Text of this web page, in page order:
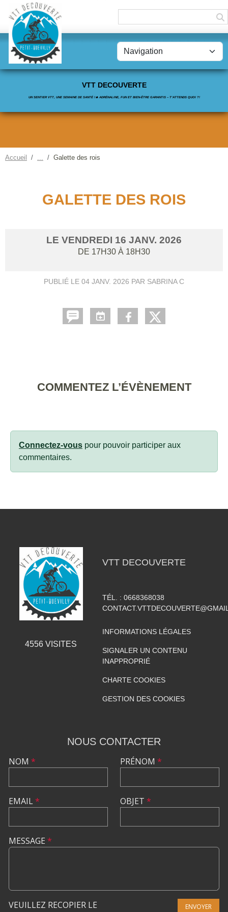
VTT DECOUVERTE
UN SENTIER VTT, UNE SEMAINE DE SANTÉ !🔥 ADRÉNALINE, FUN ET BIEN-ÊTRE GARANTIS – T’ATTENDS QUOI ?!
Accueil Galette des rois
GALETTE DES ROIS
LE VENDREDI 16 JANV. 2026
DE 17H30 À 18H30
PUBLIÉ LE 04 JANV. 2026 PAR SABRINA C
COMMENTEZ L’ÉVÈNEMENT
Connectez-vous pour pouvoir participer aux
commentaires.
4556 VISITES
VTT DECOUVERTE
TÉL. : 0668368038
INFORMATIONS LÉGALES
SIGNALER UN CONTENU
INAPPROPRIÉ
CHARTE COOKIES
GESTION DES COOKIES
NOUS CONTACTER
NOM *
EMAIL*
PRÉNOM *
OBJET *
MESSAGE *
VEUILLEZ RECOPIER LE
ENVOYER
Panneau de gestion des cookies